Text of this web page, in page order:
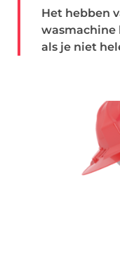
Het hebben
wasmachine
als je niet